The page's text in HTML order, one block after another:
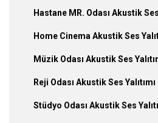
Hastane MR. Odası Akustik Ses
Home Cinema Akustik Ses
Müzik Odası Akustik Ses
Reji Odası Akustik Ses Yalıtımı
Stüdyo Odası Akustik Ses